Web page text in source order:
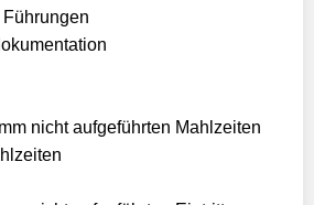
nicht aufgeführten Mahlzeiten